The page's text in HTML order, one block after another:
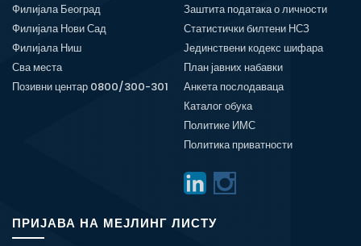
Филијала Београд
Филијала Нови Сад
Филијала Ниш
Сва места
Позивни центар 0800/300-301
Заштита података о личности
Статистички билтени НСЗ
Јединствени кодекс шифара
План јавних набавки
Анкета послодаваца
Каталог обука
Политике ИМС
Политика приватности
ПРИЈАВА НА МЕЈЛИНГ ЛИСТУ